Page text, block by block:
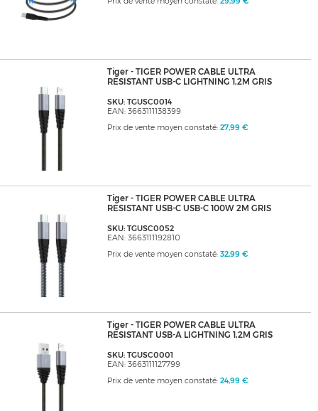
Tiger - TIGER POWER CABLE ULTRA
RESISTANT USB-C LIGHTNING 1,2M GRIS
SKU: TGUSC0014
EAN: 3663111138399
Prix de vente moyen constaté: 27,99 €
Tiger - TIGER POWER CABLE ULTRA
RESISTANT USB-C USB-C 100W 2M GRIS
SKU: TGUSC0052
EAN: 3663111192810
Prix de vente moyen constaté: 32,99 €
Tiger - TIGER POWER CABLE ULTRA
RESISTANT USB-A LIGHTNING 1,2M GRIS
SKU: TGUSC0001
EAN: 3663111127799
Prix de vente moyen constaté: 24,99 €